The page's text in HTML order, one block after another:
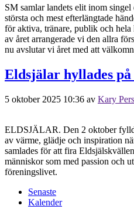
SM samlar landets elit inom singel
största och mest efterlängtade
för aktiva, tränare, publik och
av året arrangerade vi den allra
nu avslutar vi året med att
Eldsjälar hyllades
5 oktober 2025 10:36 av Kary
ELDSJÄLAR. Den 2 oktober
av värme, glädje och inspiration
samlades för att fira
människor som med passion och
föreningslivet.
Senaste
Kalender